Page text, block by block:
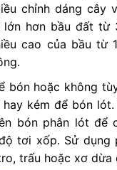
chỉnh dáng cây
hơn bầu đất từ
cao của bầu từ
bón hoặc không
kém để bón lót.
bón phân lót để
tơi xốp. Sử dụng
trấu hoặc xơ dừa